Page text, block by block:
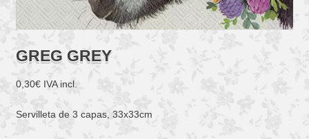
GREG GREY
0,30€ IVA incl.
Servilleta de 3 capas, 33x33cm